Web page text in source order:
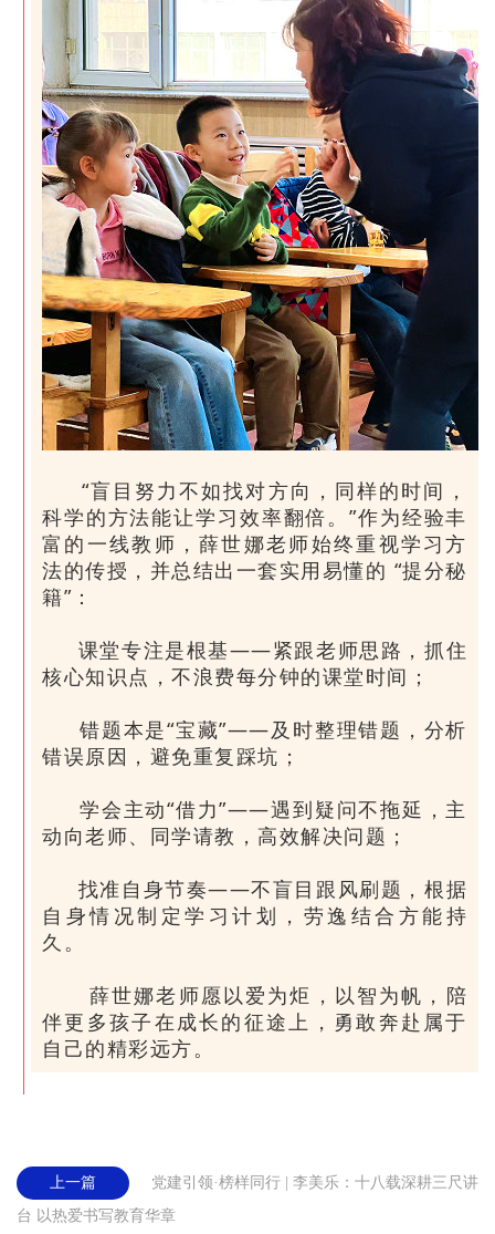
“盲目努力不如找对方向，同样的时间，
科学的方法能让学习效率翻倍。”作为经验丰
富的一线教师，薛世娜老师始终重视学习方
法的传授，并总结出一套实用易懂的 “提分秘
籍”：
课堂专注是根基——紧跟老师思路，抓住
核心知识点，不浪费每分钟的课堂时间；
错题本是“宝藏”——及时整理错题，分析
错误原因，避免重复踩坑；
学会主动“借力”——遇到疑问不拖延，主
动向老师、同学请教，高效解决问题；
找准自身节奏——不盲目跟风刷题，根据
自身情况制定学习计划，劳逸结合方能持
久。
薛世娜老师愿以爱为炬，以智为帆，陪
伴更多孩子在成长的征途上，勇敢奔赴属于
自己的精彩远方。
上一篇
党建引领·榜样同行 | 李美乐：十八载深耕三尺讲
台 以热爱书写教育华章